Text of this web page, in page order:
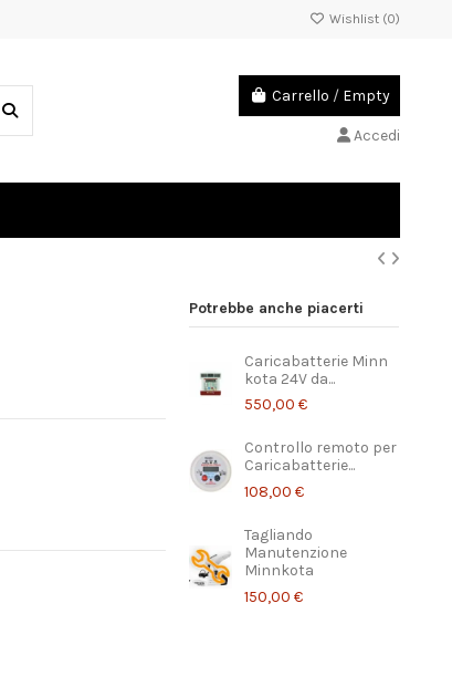
Wishlist (0)
Carrello / Empty
Accedi
Potrebbe anche piacerti
Caricabatterie Minn
kota 24V da...
550,00 €
Controllo remoto per
Caricabatterie...
108,00 €
Tagliando
Manutenzione
Minnkota
150,00 €